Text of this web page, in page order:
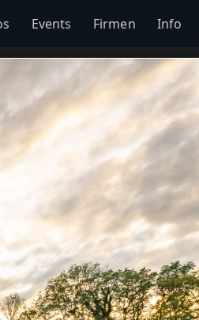
Events Firmen Info